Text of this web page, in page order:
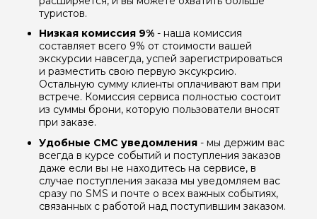
туристов.
Низкая комиссия 9% - наша комиссия
составляет всего 9% от стоимости вашей
экскурсии навсегда, успей зарегистрироваться
и разместить свою первую эксукрсию.
Остальную сумму клиенты оплачивают вам при
встрече. Комиссия сервиса полностью состоит
из суммы брони, которую пользователи вносят
при заказе.
Удобные СМС уведомления - мы держим вас
всегда в курсе событий и поступления заказов
даже если вы не находитесь на сервисе, в
случае поступления заказа мы уведомляем вас
сразу по SMS и почте о всех важных событиях,
связанных с работой над поступившим заказом.